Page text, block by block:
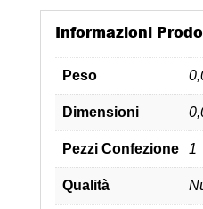
Informazioni
Peso
Dimensioni
Pezzi Confezione 1
Qualità